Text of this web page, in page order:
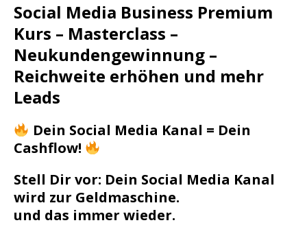
Social Media Business Premium
Kurs – Masterclass –
Neukundengewinnung –
Reichweite erhöhen und mehr
Leads
Dein Social Media Kanal = Dein
Cashflow!
Stell Dir vor: Dein Social Media Kanal
wird zur Geldmaschine.
und das immer wieder.